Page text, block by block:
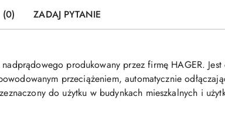
(0) ZADAJ PYTANIE
produkowany przez firmę HAGER. Jest
przeciążeniem, automatycznie
do użytku w budynkach mieszkalnych i